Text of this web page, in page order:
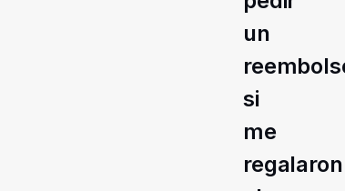
un
si
me
regalaron